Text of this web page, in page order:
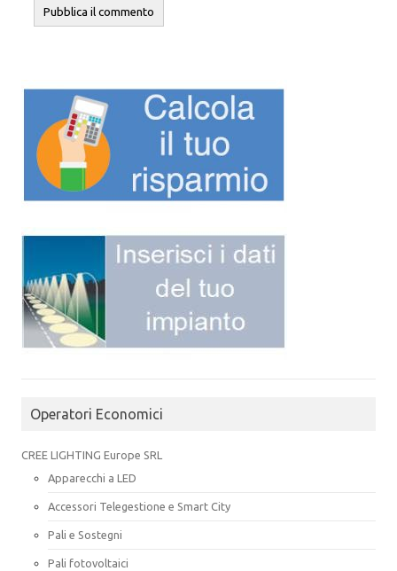
Operatori Economici
CREE LIGHTING Europe SRL
Apparecchi a LED
Accessori Telegestione e Smart City
Pali e Sostegni
Pali fotovoltaici